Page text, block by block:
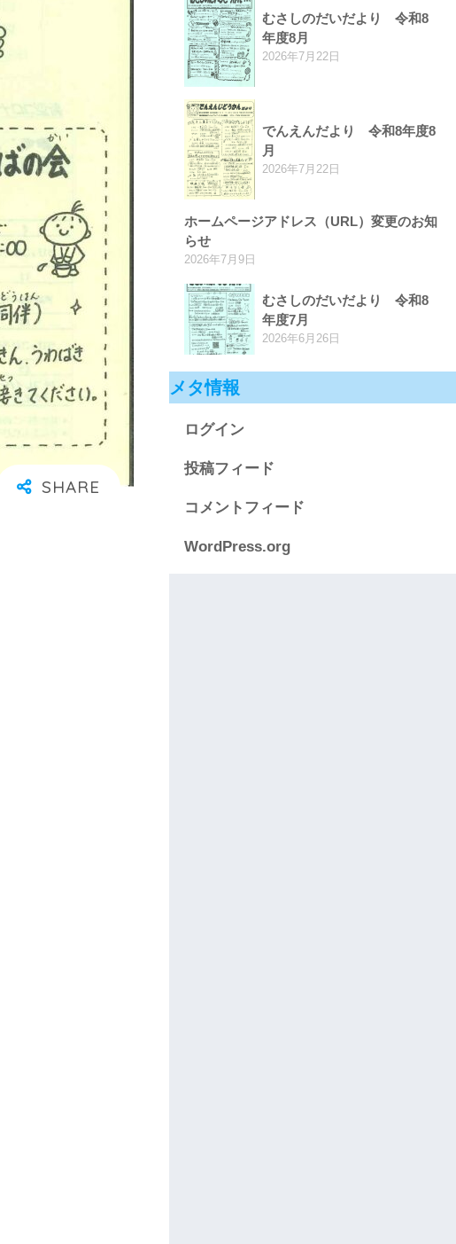
むさしのだいだより 令和8
年度8月
2026年7月22日
でんえんだより 令和8年度8
月
2026年7月22日
ホームページアドレス（URL）変更のお知
らせ
2026年7月9日
むさしのだいだより 令和8
年度7月
2026年6月26日
メタ情報
ログイン
投稿フィード
コメントフィード
WordPress.org